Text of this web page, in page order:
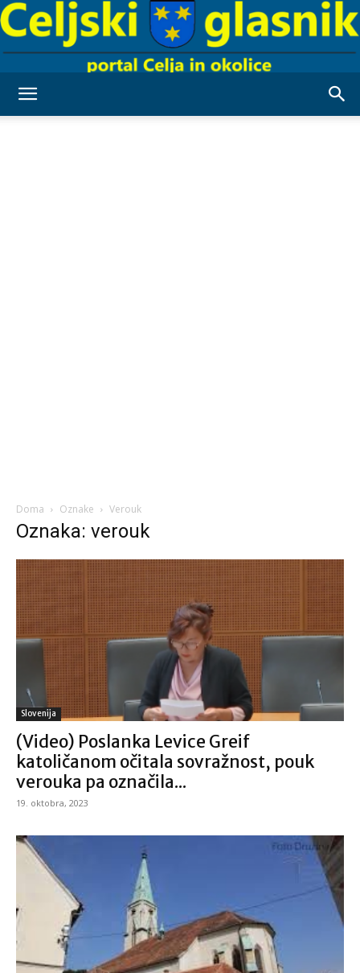
Doma Oznake Verouk
Oznaka: verouk
Slovenija
(Video) Poslanka Levice Greif
katoličanom očitala sovražnost, pouk
verouka pa označila...
19. oktobra, 2023